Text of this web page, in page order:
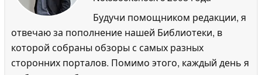
Будучи помощником редакции, я
отвечаю за пополнение нашей Библиотеки, в
которой собраны обзоры с самых разных
сторонних порталов. Помимо этого, каждый день я